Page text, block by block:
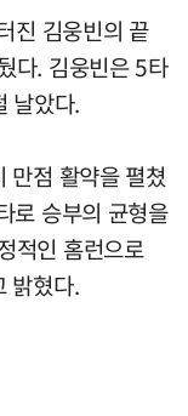
진 김웅빈의 끝
다. 김웅빈은 5타
날았다.
만점 활약을 펼쳤
로 승부의 균형을
적인 홈런으로
밝혔다.